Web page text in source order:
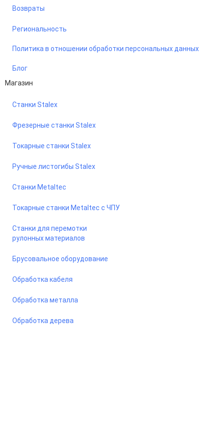
Возвраты
Региональность
Политика в отношении обработки персональных данных
Блог
Магазин
Станки Stalex
Фрезерные станки Stalex
Токарные станки Stalex
Ручные листогибы Stalex
Станки Metaltec
Токарные станки Metaltec с ЧПУ
Станки для перемотки
рулонных материалов
Брусовальное оборудование
Обработка кабеля
Обработка металла
Обработка дерева